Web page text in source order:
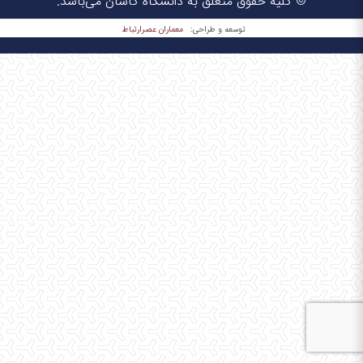
توسعه و طراحی: معماران عصر‌ارتباط